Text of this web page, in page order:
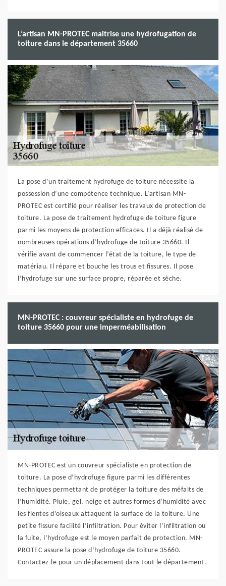
L’artisan MN-PROTEC maitrise une hydrofugation de
toiture dans le département 35660
La pose d’un traitement hydrofuge de toiture nécessite la
possession d’une compétence technique. L’artisan MN-
PROTEC est certifié pour réaliser les travaux de protection de
toiture. La pose de traitement hydrofuge de toiture figure
parmi les moyens de protection efficaces. Il a déjà réalisé de
nombreuses opérations d’hydrofuge de toiture 35660. Il
vérifie avant de commencer l’état de la toiture, le type de
matériau. Il répare et bouche les trous et fissures. Il pose
l’hydrofuge sur une surface propre, réparée et sèche.
MN-PROTEC : couvreur spécialiste en hydrofuge de
toiture 35660 pour une imperméabilisation
MN-PROTEC est un couvreur spécialiste en protection de
toiture. La pose d’hydrofuge figure parmi les différentes
techniques permettant de protéger la toiture des méfaits de
l’humidité. Pluie, gel, neige et autres formes d’humidité avec
les fientes d’oiseaux attaquent la surface de la toiture. Une
petite fissure facilité l’infiltration. Pour éviter l’infiltration ou
la fuite, l’hydrofuge est le moyen parfait de protection. MN-
PROTEC assure la pose d’hydrofuge de toiture 35660.
Contactez-le pour un déplacement dans tout le département.